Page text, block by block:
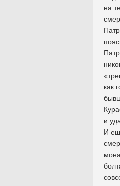
на
как
и
И